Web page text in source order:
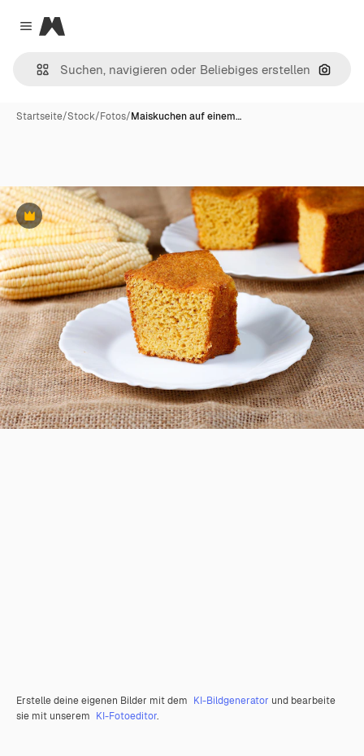
Close menu
Magnific
Nach
Startseite/Stock/Fotos/Maiskuchen auf einem…
Premium
Erstelle deine eigenen Bilder mit dem KI-Bildgenerator und bearbeite
sie mit unserem KI-Fotoeditor.